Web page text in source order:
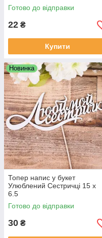
Готово до відправки
22 ₴
Купити
Новинка
Топер напис у букет
Улюблений Сестричці 15 х
6.5
Готово до відправки
30 ₴